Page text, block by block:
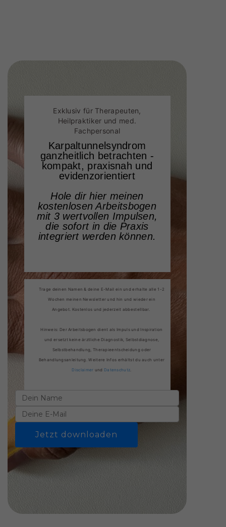
Exklusiv für Therapeuten,
Heilpraktiker und med.
Fachpersonal
Karpaltunnelsyndrom
ganzheitlich betrachten -
kompakt, praxisnah und
evidenzorientiert
Hole dir hier meinen
kostenlosen Arbeitsbogen
mit 3 wertvollen Impulsen,
die sofort in die Praxis
integriert werden können.
Trage deinen Namen & deine E-Mail ein und erhalte alle 1-2
Wochen meinen Newsletter und hin und wieder ein
Angebot. Kostenlos und jederzeit abbestellbar.
Hinweis: Der Arbeitsbogen dient als Impuls und Inspiration
und ersetzt keine ärztliche Diagnostik, Selbstdiagnose,
Selbstbehandlung, Therapieentscheidung oder
Behandlungsanleitung. Weitere Infos erhältst du auch unter
Disclaimer und Datenschutz
Jetzt downloaden